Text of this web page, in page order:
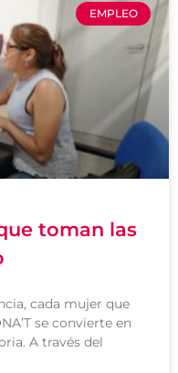
EMPLEO
toman las
cada mujer que
se convierte en
A través del